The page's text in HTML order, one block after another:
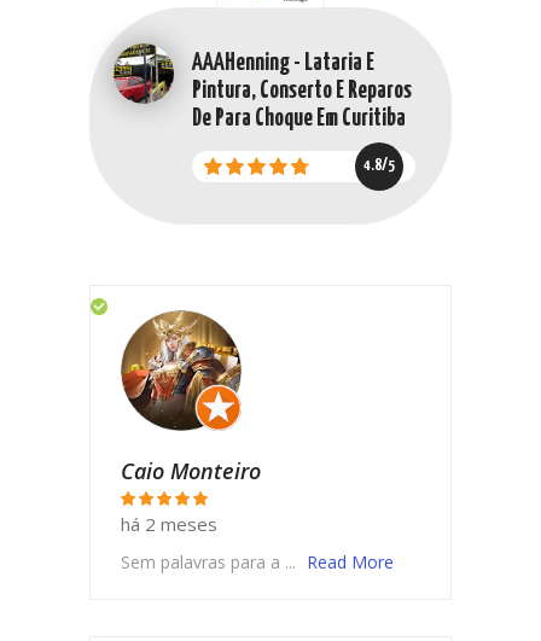
AAAHenning - Lataria E
Pintura, Conserto E Reparos
De Para Choque Em Curitiba
4.8/5
Caio Monteiro
há 2 meses
Sem palavras para a ... Read More